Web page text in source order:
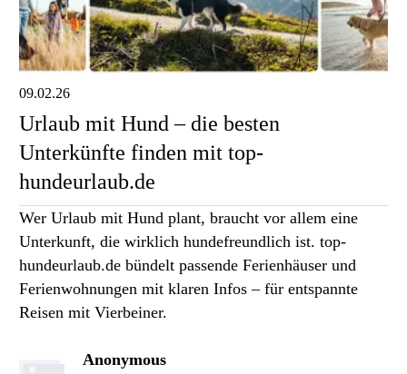
09.02.26
Urlaub mit Hund – die besten
Unterkünfte finden mit top-
hundeurlaub.de
Wer Urlaub mit Hund plant, braucht vor allem eine
Unterkunft, die wirklich hundefreundlich ist. top-
hundeurlaub.de bündelt passende Ferienhäuser und
Ferienwohnungen mit klaren Infos – für entspannte
Reisen mit Vierbeiner.
Anonymous